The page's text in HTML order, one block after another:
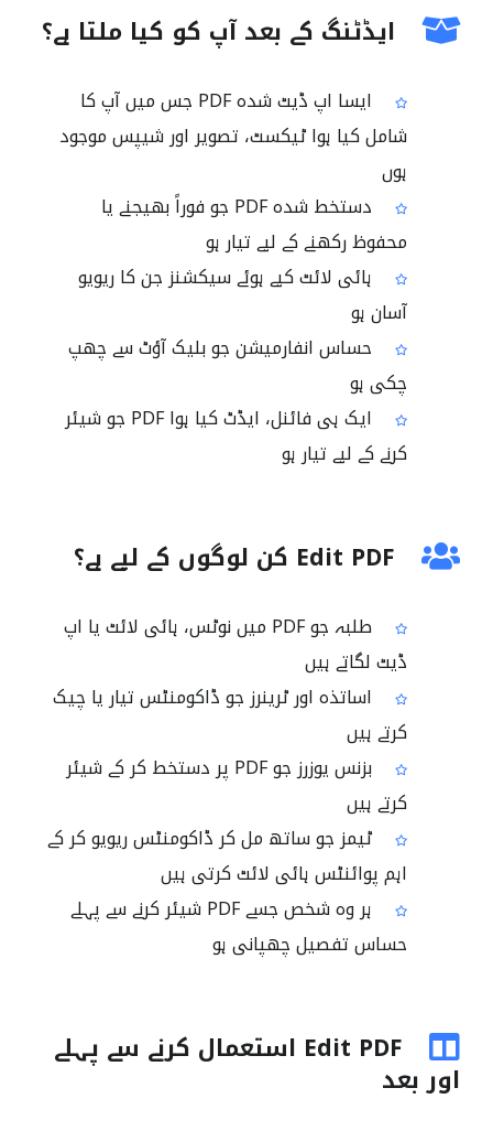
ایڈٹنگ کے بعد آپ کو کیا ملتا ہے؟
ایسا اپ ڈیٹ شدہ PDF جس میں آپ کا
شامل کیا ہوا ٹیکسٹ، تصویر اور شیپس موجود
ہوں
دستخط شدہ PDF جو فوراً بھیجنے یا
محفوظ رکھنے کے لیے تیار ہو
ہائی لائٹ کیے ہوئے سیکشنز جن کا ریویو
آسان ہو
حساس انفارمیشن جو بلیک آؤٹ سے چھپ
چکی ہو
ایک ہی فائنل، ایڈٹ کیا ہوا PDF جو شیئر
کرنے کے لیے تیار ہو
Edit PDF کن لوگوں کے لیے ہے؟
طلبہ جو PDF میں نوٹس، ہائی لائٹ یا اپ
ڈیٹ لگاتے ہیں
اساتذہ اور ٹرینرز جو ڈاکومنٹس تیار یا چیک
کرتے ہیں
بزنس یوزرز جو PDF پر دستخط کر کے شیئر
کرتے ہیں
ٹیمز جو ساتھ مل کر ڈاکومنٹس ریویو کر کے
اہم پوائنٹس ہائی لائٹ کرتی ہیں
ہر وہ شخص جسے PDF شیئر کرنے سے پہلے
حساس تفصیل چھپانی ہو
Edit PDF استعمال کرنے سے پہلے
اور بعد